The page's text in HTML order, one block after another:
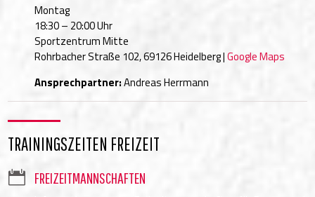
Montag
18:30 – 20:00 Uhr
Sportzentrum Mitte
Rohrbacher Straße 102, 69126 Heidelberg |Google Maps
Ansprechpartner:Andreas Herrmann
TRAININGSZEITEN FREIZEIT
 FREIZEITMANNSCHAFTEN